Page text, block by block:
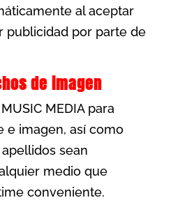
al aceptar
publicidad por parte de
de imagen
MEDIA para
e imagen, así como
sean
medio que
conveniente.